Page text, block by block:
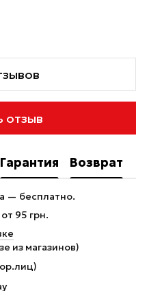
отзыв
Гарантия Возврат
— бесплатно.
95 грн.
из магазинов)